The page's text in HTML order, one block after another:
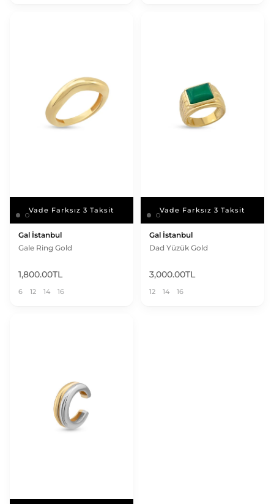
Vade Farksız 3 Taksit
Vade Farksız 3 Taksit
Gal İstanbul
Gale Ring Gold
1,800.00TL
6 12 14 16
Vade Farksız 3 Taksit
Vade Farksız 3 Taksit
Gal İstanbul
Dad Yüzük Gold
3,000.00TL
12 14 16